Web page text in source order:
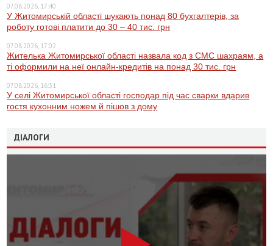
07.08.2026, 17:40
У Житомирській області шукають понад 80 бухгалтерів, за
роботу готові платити до 30 – 40 тис. грн
07.08.2026, 17:02
Жителька Житомирської області назвала код з СМС шахраям, а
ті оформили на неї онлайн-кредитів на понад 30 тис. грн
07.08.2026, 16:31
У селі Житомирської області господар під час сварки вдарив
гостя кухонним ножем й пішов з дому
ДІАЛОГИ